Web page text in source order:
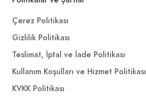
Çerez Politikası
Gizlilik Politikası
Teslimat, İptal ve İade Politikası
Kullanım Koşulları ve Hizmet Politikası
KVKK Politikası